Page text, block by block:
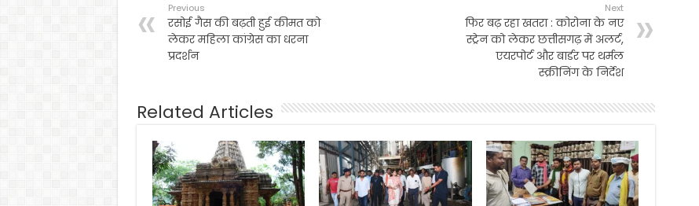
Previous
रसोई गैस की बढ़ती हुई कीमत को
लेकर महिला कांग्रेस का धरना
प्रदर्शन
Next
फिर बढ़ रहा खतरा : कोरोना के नए
स्ट्रेन को लेकर छत्तीसगढ़ में अलर्ट,
एयरपोर्ट और बार्डर पर थर्मल
स्क्रीनिंग के निर्देश
Related Articles